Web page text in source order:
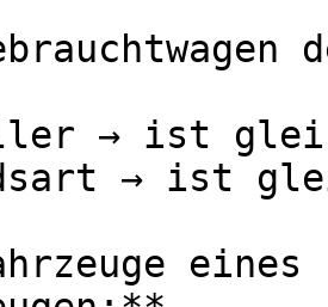
→ ist
→ ist
eines